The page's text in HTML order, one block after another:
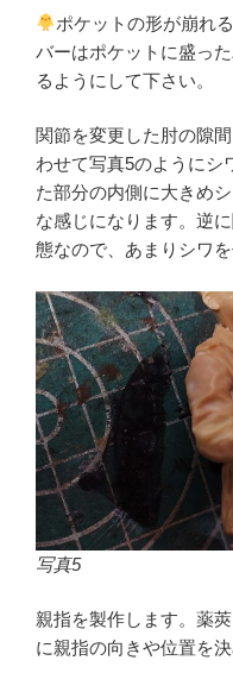
ポケットの形が崩れ
バーはポケットに盛っ
るようにして下さい。
関節を変更した肘の隙
わせて写真5のようにシ
た部分の内側に大きめ
な感じになります。逆
態なので、あまりシワ
写真5
親指を製作します。薬
に親指の向きや位置を